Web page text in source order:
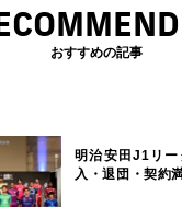
おすすめの記事
明治安田J1リ
入・退団・契約